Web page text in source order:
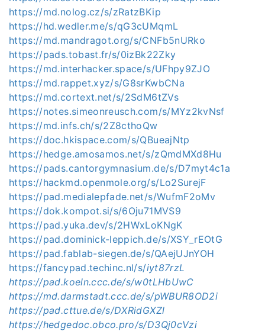
https://md.nolog.cz/s/zRatzBKip
https://hd.wedler.me/s/qG3cUMqmL
https://md.mandragot.org/s/CNFb5nURko
https://pads.tobast.fr/s/0izBk22Zky
https://md.interhacker.space/s/UFhpy9ZJO
https://md.rappet.xyz/s/G8srKwbCNa
https://md.cortext.net/s/2SdM6tZVs
https://notes.simeonreusch.com/s/MYz2kvNsf
https://md.infs.ch/s/2Z8cthoQw
https://doc.hkispace.com/s/QBueajNtp
https://hedge.amosamos.net/s/zQmdMXd8Hu
https://pads.cantorgymnasium.de/s/D7myt4c1a
https://hackmd.openmole.org/s/Lo2SurejF
https://pad.medialepfade.net/s/WufmF2oMv
https://dok.kompot.si/s/6Oju71MVS9
https://pad.yuka.dev/s/2HWxLoKNgK
https://pad.dominick-leppich.de/s/XSY_rEOtG
https://pad.fablab-siegen.de/s/QAejUJnYOH
https://fancypad.techinc.nl/s/iyt87rzL
https://pad.koeln.ccc.de/s/w0tLHbUwC
https://md.darmstadt.ccc.de/s/pWBUR8OD2i
https://pad.cttue.de/s/DXRidGXZl
https://hedgedoc.obco.pro/s/D3Qj0cVzi